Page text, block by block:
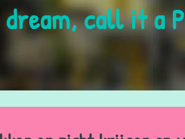
call it a